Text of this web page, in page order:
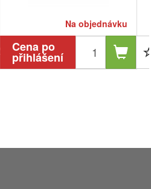
Na objednávku
Cena po
přihlášení